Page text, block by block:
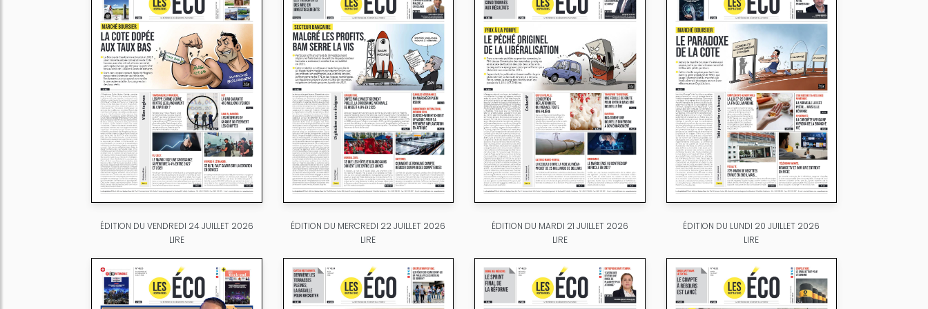
ÉDITION DU VENDREDI 24 JUILLET 2026
LIRE
ÉDITION DU MERCREDI 22 JUILLET 2026
LIRE
ÉDITION DU MARDI 21 JUILLET 2026
LIRE
ÉDITION DU LUNDI 20 JUILLET 2026
LIRE